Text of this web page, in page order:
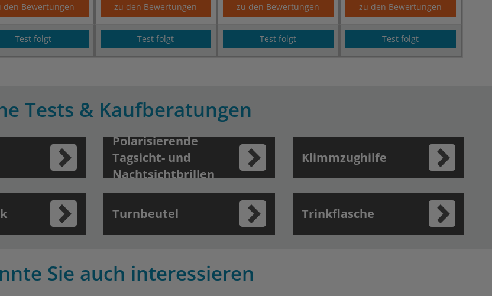
den Bewertungen zu den Bewertungen zu den Bewertungen zu den Bewertungen
Test folgt Test folgt Test folgt Test folgt
Tests & Kaufberatungen
Polarisierende
Tagsicht- und
Nachtsichtbrillen
Klimmzughilfe
Turnbeutel Trinkflasche
Sie auch interessieren